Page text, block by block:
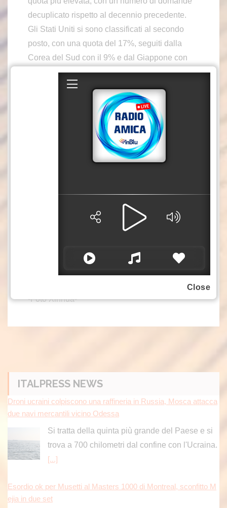
decuplicato rispetto al decennio precedente.
Gli Stati Uniti si sono classificati al secondo
posto, con una quota del 17%, seguiti dalla
Corea del Sud con il 9% e dal Giappone con
Le aziende cinesi hanno dominato anche a
livello aziendale, occupando otto delle prime
dieci posizioni per numero di domande di
brevetto nel settore fintech. La Industrial and
Commercial Bank of China ha guidato la
classifica globale, seguita dalla Bank of China,
Cina va oltre il semplice volume: il Paese è
risultato in testa anche per qualità dei brevetti,
competitività, con Stati Uniti e Giappone
-Foto Xinhua-
ITALPRESS NEWS
Droni ucraini colpiscono una raffineria in Russia, Mosca attacca
due navi mercantili vicino Odessa
Si tratta della quinta più grande del Paese e si
trova a 700 chilometri dal confine con l'Ucraina.
[...]
Esordio ok per Musetti al Masters 1000 di Montreal, sconfitto M
ejia in due set
Close